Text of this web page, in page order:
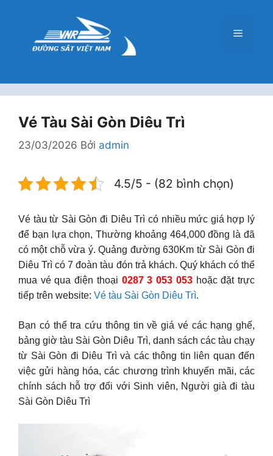
Menu
Vé Tàu Sài Gòn Diêu Trì
23/03/2026 Bởi admin
4.5/5 - (82 bình chọn)
Vé tàu từ Sài Gòn đi Diêu Trì có nhiều mức giá hợp lý
để bạn lựa chọn, Thường khoảng 464,000 đồng là đã
có một chỗ vừa ý. Quảng đường 630Km từ Sài Gòn đi
Diêu Trì có 7 đoàn tàu đón trả khách. Quý khách có thể
mua vé qua điện thoại 0287 3 053 053hoặc đặt trực
tiếp trên website: Vé tàu Sài Gòn Diêu Trì.
Bạn có thể tra cứu thông tin về giá vé các hạng ghế,
bảng giờ tàu Sài Gòn Diêu Trì, danh sách các tàu chạy
từ Sài Gòn đi Diêu Trì và các thông tin liên quan đến
việc gửi hàng hóa, các chương trình khuyến mãi, các
chính sách hỗ trợ đối với Sinh viên, Người già đi tàu
Sài Gòn Diêu Trì